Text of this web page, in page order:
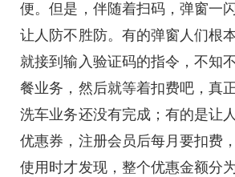
便。但是，伴随着扫码，弹窗一
让人防不胜防。有的弹窗人们根
就接到输入验证码的指令，不知
餐业务，然后就等着扣费吧，真
洗车业务还没有完成；有的是让
优惠券，注册会员后每月要扣费
使用时才发现，整个优惠金额分